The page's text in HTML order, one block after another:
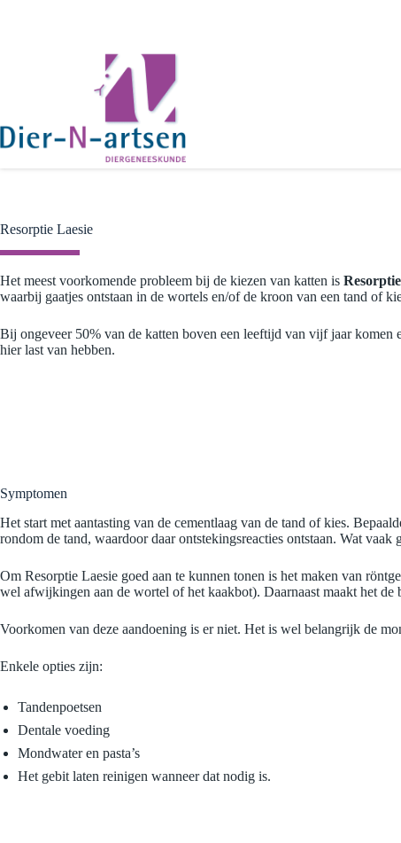
Resorptie Laesie
Het meest voorkomende probleem bij de kiezen van katten is
waarbij gaatjes ontstaan in de wortels en/of de kroon van een tand of
Bij ongeveer 50% van de katten boven een leeftijd van vijf jaar komen
hier last van hebben.
Symptomen
Het start met aantasting van de cementlaag van de tand of kies.
rondom de tand, waardoor daar ontstekingsreacties ontstaan. Wat
Om Resorptie Laesie goed aan te kunnen tonen is het maken van
wel afwijkingen aan de wortel of het kaakbot). Daarnaast maakt het
Voorkomen van deze aandoening is er niet. Het is wel belangrijk de
Enkele opties zijn:
Tandenpoetsen
Dentale voeding
Mondwater en pasta’s
Het gebit laten reinigen wanneer dat nodig is.